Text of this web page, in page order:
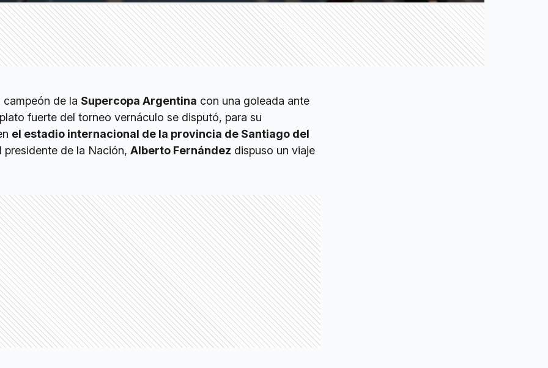
de la Supercopa Argentina con una goleada ante
fuerte del torneo vernáculo se disputó, para su
el estadio internacional de la provincia de Santiago del
presidente de la Nación, Alberto Fernández dispuso un viaje